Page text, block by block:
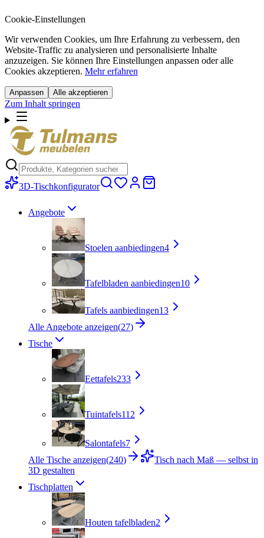
Cookie-Einstellungen
Wir verwenden Cookies, um Ihre Erfahrung zu verbessern, den
Website-Traffic zu analysieren und personalisierte Inhalte
anzuzeigen. Sie können Ihre Einstellungen anpassen oder alle
Cookies akzeptieren. Mehr erfahren
Anpassen Alle akzeptieren
Zum Inhalt springen
3D-Tischkonfigurator
Angebote
Stoelen aanbiedingen4
Tafelbladen aanbiedingen10
Tafels aanbiedingen13
Alle Angebote anzeigen(27)
Tische
Eettafels233
Tuintafels112
Salontafels7
Alle Tische anzeigen(240)
Tisch nach Maß — selbst in
3D gestalten
Tischplatten
Houten tafelbladen2